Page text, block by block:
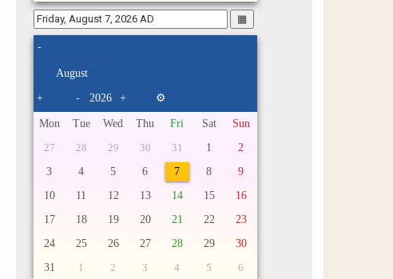
▦
-
+ - + ⚙
Mon Tue Wed Thu Fri Sat Sun
27 28 29 30 31 1
2
3
4 5 6 7 8
9
10
11 12 13 14 15
16
17
18 19 20 21 22
23
24
25 26 27 28 29
30
31
1 2 3 4 5 6